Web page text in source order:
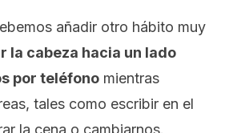
añadir otro hábito muy
la cabeza hacia un lado
por teléfono mientras
tales como escribir en el
la cena o cambiarnos.